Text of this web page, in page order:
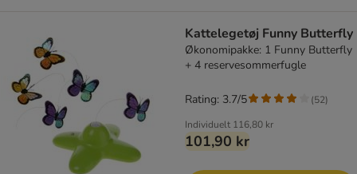
Kattelegetøj Funny Butterfly
Økonomipakke: 1 Funny Butterfly
+ 4 reservesommerfugle
Individuelt 116,80 kr
101,90 kr
Rating: 3.7/5 (52)